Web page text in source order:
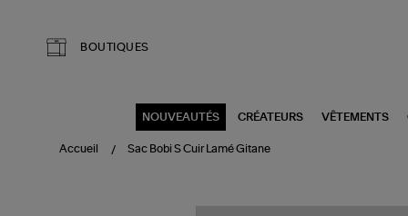
BOUTIQUES
NOUVEAUTÉS CRÉATEURS VÊTEMENTS
Accueil Sac Bobi S Cuir Lamé Gitane